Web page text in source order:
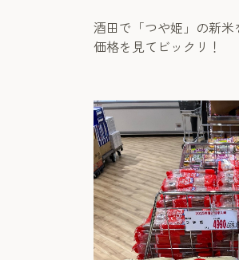
酒田で「つや姫」の新米
価格を見てビックリ！